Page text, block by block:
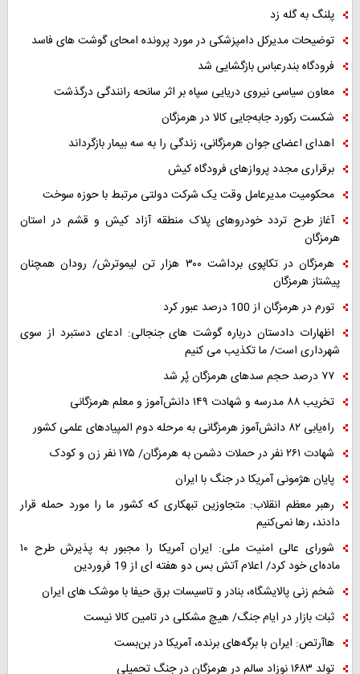
پلنگ به گله زد
توضیحات مدیرکل دامپزشکی در مورد پرونده امحای گوشت های فاسد
فرودگاه بندرعباس بازگشایی شد
معاون سیاسی نیروی دریایی سپاه بر اثر سانحه رانندگی درگذشت
شکست رکورد جابه‌جایی کالا در هرمزگان
اهدای اعضای جوان هرمزگانی، زندگی را به سه بیمار بازگرداند
برقراری مجدد پروازهای فرودگاه کیش
محکومیت مدیرعامل وقت یک شرکت دولتی مرتبط با حوزه سوخت
آغاز طرح تردد خودروهای پلاک منطقه آزاد کیش و قشم در استان
هرمزگان
هرمزگان در تکاپوی برداشت ۳۰۰ هزار تن لیموترش/ رودان همچنان
پیشتاز هرمزگان
تورم در هرمزگان از 100 درصد عبور کرد
اظهارات دادستان درباره گوشت های جنجالی: ادعای دستبرد از سوی
شهرداری است/ ما تکذیب می کنیم
۷۷ درصد حجم سدهای هرمزگان پُر شد
تخریب ۸۸ مدرسه و شهادت ۱۴۹ دانش‌آموز و معلم هرمزگانی
راه‌یابی ۸۲ دانش‌آموز هرمزگانی به مرحله دوم المپیادهای علمی کشور
شهادت ۲۶۱ نفر در حملات دشمن به هرمزگان/ ۱۷۵ نفر زن و کودک
پایان هژمونی آمریکا در جنگ با ایران
رهبر معظم انقلاب: متجاوزین تبهکاری که کشور ما را مورد حمله قرار
دادند، رها نمی‌کنیم
شورای عالی امنیت ملی: ایران آمریکا را مجبور به پذیرش طرح ۱۰
ماده‌ای خود کرد/ اعلام آتش بس دو هفته ای از 19 فروردین
شخم زنی پالایشگاه، بنادر و تاسیسات برق حیفا با موشک های ایران
ثبات بازار در ایام جنگ/ هیچ مشکلی در تامین کالا نیست
هاآرتص: ایران با برگه‌های برنده، آمریکا در بن‌بست
تولد ۱۶۸۳ نوزاد سالم در هرمزگان در جنگ تحمیلی